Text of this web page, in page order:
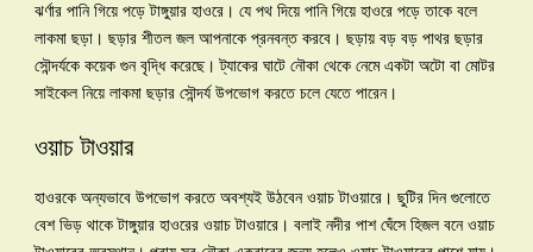
ঝর্ণার পানি গিয়ে পড়ে টাঙ্গুয়ার হাওরে। যে পথ দিয়ে পানি গিয়ে হাওরে পড়ে তাকে বলে
লাকমা ছড়া। ছড়ার শীতল জল আপনাকে প্রনবন্ত করবে। ছড়ায় বড় বড় পাথর ছড়ার
সৌন্দর্যকে কয়েক গুন বৃদ্ধি করেছে। ট্যাকের ঘাটে নৌকা থেকে নেমে একটা অটো বা মোটর
সাইকেল নিয়ে লাকমা ছড়ার সৌন্দর্য উপভোগ করতে চলে যেতে পারেন।
ওয়াচ টাওয়ার
হাওরকে অন্যভাবে উপভোগ করতে অবশ্যই উঠবেন ওয়াচ টাওয়ারে। ছুটির দিন গুলোতে
বেশ ভিড় থাকে টাঙ্গুয়ার হাওরের ওয়াচ টাওয়ারে। বলাই নদীর পাশ ঘেঁসে হিজল বনে ওয়াচ